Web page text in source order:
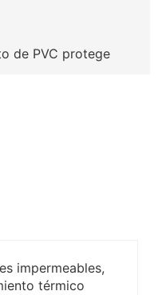
de PVC protege
impermeables,
térmico